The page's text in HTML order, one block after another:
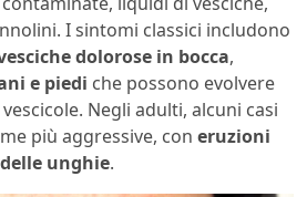
I sintomi classici includono
dolorose in bocca,
e piedi che possono evolvere
Negli adulti, alcuni casi
più aggressive, con eruzioni
unghie.